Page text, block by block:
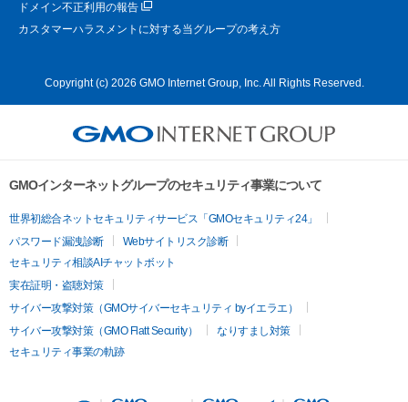
ドメイン不正利用の報告
カスタマーハラスメントに対する当グループの考え方
Copyright (c) 2026 GMO Internet Group, Inc. All Rights Reserved.
GMOインターネットグループのセキュリティ事業について
世界初総合ネットセキュリティサービス「GMOセキュリティ24」
パスワード漏洩診断
Webサイトリスク診断
セキュリティ相談AIチャットボット
実在証明・盗聴対策
サイバー攻撃対策（GMOサイバーセキュリティ byイエラエ）
サイバー攻撃対策（GMO Flatt Security）
なりすまし対策
セキュリティ事業の軌跡